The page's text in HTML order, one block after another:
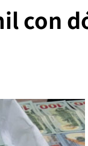
con